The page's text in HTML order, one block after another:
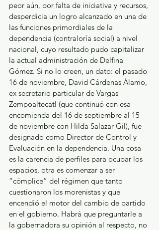
peor aún, por falta de iniciativa y recursos,
desperdicia un logro alcanzado en una de
las funciones primordiales de la
dependencia (contraloría social) a nivel
nacional, cuyo resultado pudo capitalizar
la actual administración de Delfina
Gómez. Si no lo creen, un dato: el pasado
16 de noviembre, David Cárdenas Álamo,
ex secretario particular de Vargas
Zempoaltecatl (que continuó con esa
encomienda del 16 de septiembre al 15
de noviembre con Hilda Salazar Gil), fue
designado como Director de Control y
Evaluación en la dependencia. Una cosa
es la carencia de perfiles para ocupar los
espacios, otra es comenzar a ser
“cómplice” del régimen que tanto
cuestionaron los morenistas y que
encendió el motor del cambio de partido
en el gobierno. Habrá que preguntarle a
la gobernadora su opinión al respecto, no